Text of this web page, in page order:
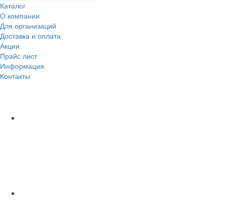
Каталог
О компании
Для организаций
Доставка и оплата
Акции
Прайс лист
Информация
Контакты